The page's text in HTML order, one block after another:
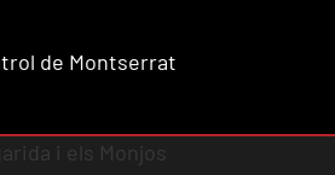
de Montserrat
i els Monjos